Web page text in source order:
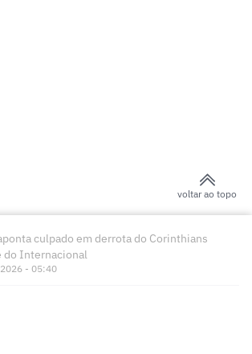
voltar ao topo
culpado em derrota do Corinthians
do Internacional
- 05:40